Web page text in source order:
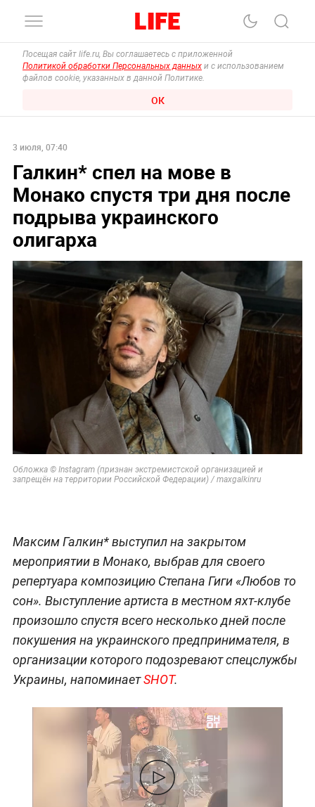
Посещая сайт life.ru, Вы соглашаетесь с приложенной
Политикой обработки Персональных данных и с использованием
файлов cookie, указанных в данной Политике.
ОК
3 июля, 07:40
Галкин* спел на мове в
Монако спустя три дня после
подрыва украинского
олигарха
Обложка © Instagram (признан экстремистской организацией и
запрещён на территории Российской Федерации) / maxgalkinru
Максим Галкин* выступил на закрытом
мероприятии в Монако, выбрав для своего
репертуара композицию Степана Гиги «Любов то
сон». Выступление артиста в местном яхт-клубе
произошло спустя всего несколько дней после
покушения на украинского предпринимателя, в
организации которого подозревают спецслужбы
Украины, напоминаетSHOT.